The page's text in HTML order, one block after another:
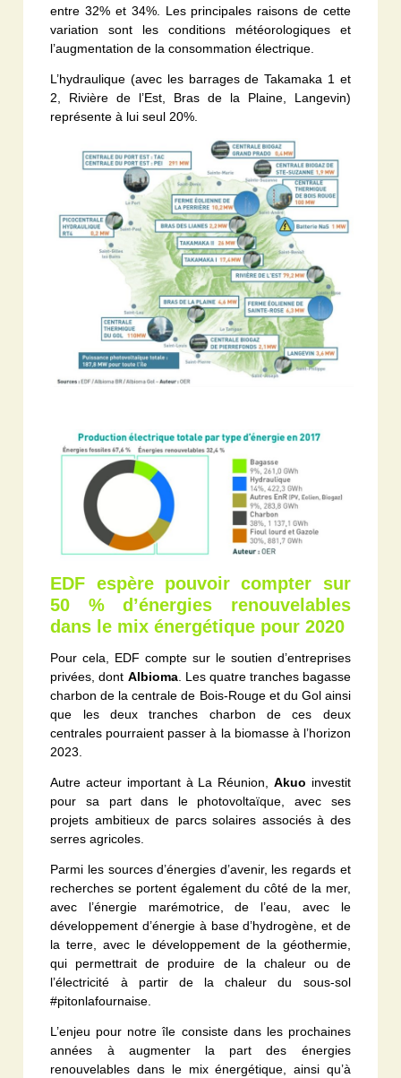
entre 32% et 34%. Les principales raisons de cette
variation sont les conditions météorologiques et
l’augmentation de la consommation électrique.
L’hydraulique (avec les barrages de Takamaka 1 et
2, Rivière de l’Est, Bras de la Plaine, Langevin)
représente à lui seul 20%.
EDF espère pouvoir compter sur
50 % d’énergies renouvelables
dans le mix énergétique pour 2020
Pour cela, EDF compte sur le soutien d’entreprises
privées, dont Albioma. Les quatre tranches bagasse
charbon de la centrale de Bois-Rouge et du Gol ainsi
que les deux tranches charbon de ces deux
centrales pourraient passer à la biomasse à l’horizon
2023.
Autre acteur important à La Réunion, Akuo investit
pour sa part dans le photovoltaïque, avec ses
projets ambitieux de parcs solaires associés à des
serres agricoles.
Parmi les sources d’énergies d’avenir, les regards et
recherches se portent également du côté de la mer,
avec l’énergie marémotrice, de l’eau, avec le
développement d’énergie à base d’hydrogène, et de
la terre, avec le développement de la géothermie,
qui permettrait de produire de la chaleur ou de
l’électricité à partir de la chaleur du sous-sol
#pitonlafournaise.
L’enjeu pour notre île consiste dans les prochaines
années à augmenter la part des énergies
renouvelables dans le mix énergétique, ainsi qu’à